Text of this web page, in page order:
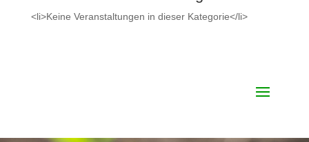
<li>Keine Veranstaltungen in dieser Kategorie</li>